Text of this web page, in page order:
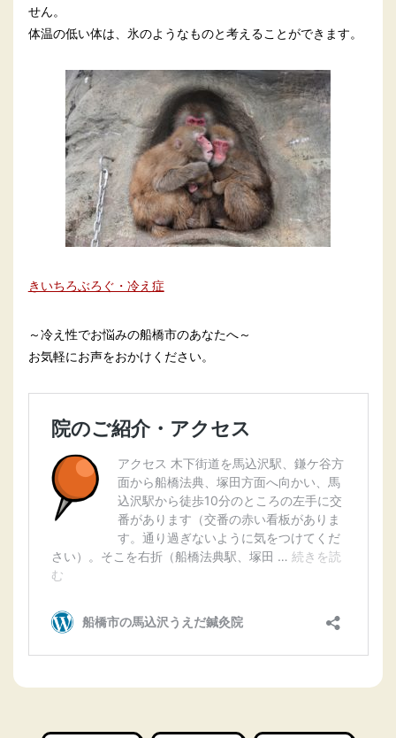
せん。
体温の低い体は、氷のようなものと考えることができます。
きいちろぶろぐ・冷え症
～冷え性でお悩みの船橋市のあなたへ～
お気軽にお声をおかけください。